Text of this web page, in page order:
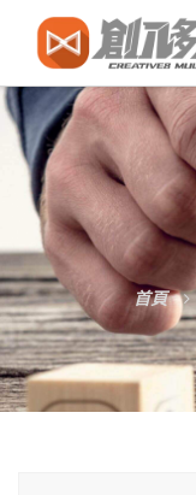
首頁